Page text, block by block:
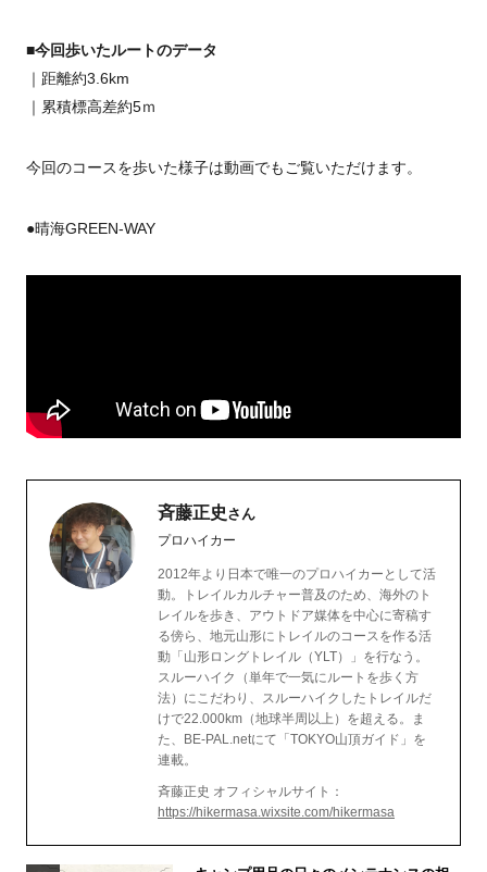
■今回歩いたルートのデータ
｜距離約3.6km
｜累積標高差約5ｍ
今回のコースを歩いた様子は動画でもご覧いただけます。
●晴海GREEN-WAY
斉藤正史 さん
プロハイカー
2012年より日本で唯一のプロハイカーとして活
動。トレイルカルチャー普及のため、海外のト
レイルを歩き、アウトドア媒体を中心に寄稿す
る傍ら、地元山形にトレイルのコースを作る活
動「山形ロングトレイル（YLT）」を行なう。
スルーハイク（単年で一気にルートを歩く方
法）にこだわり、スルーハイクしたトレイルだ
けで22.000km（地球半周以上）を超える。ま
た、BE-PAL.netにて「TOKYO山頂ガイド」を
連載。
斉藤正史 オフィシャルサイト：
https://hikermasa.wixsite.com/hikermasa